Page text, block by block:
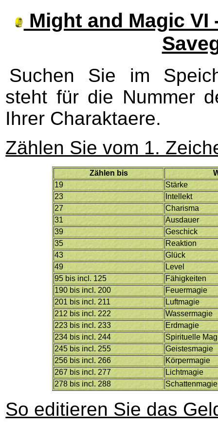
Might and Magic VI
Suchen Sie im
steht für die Nummer
Ihrer Charaktaere.
Zählen Sie vom 1.
Zählen bis
19
Stärke
23
Intellekt
27
Charisma
31
Ausdauer
39
Geschick
35
Reaktion
43
Glück
49
Level
95 bis incl. 125
Fähigkeiten
190 bis incl. 200
Feuermagie
201 bis incl. 211
Luftmagie
212 bis incl. 222
Wassermagie
223 bis incl. 233
Erdmagie
234 bis incl. 244
Spirituelle
245 bis incl. 255
Geistesmagie
256 bis incl. 266
Körpermagie
267 bis incl. 277
Lichtmagie
278 bis incl. 288
Schattenmagie
So editieren Sie das